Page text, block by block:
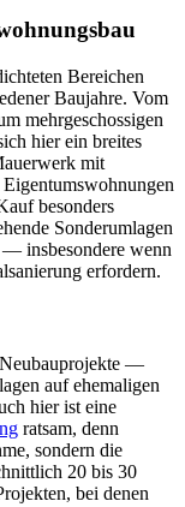
Bereichen
Baujahre. Vom
mehrgeschossigen
hier ein breites
mit
besonders
Sonderumlagen
insbesondere wenn
erfordern.
—
auf ehemaligen
hier ist eine
ratsam, denn
sondern die
20 bis 30
bei denen